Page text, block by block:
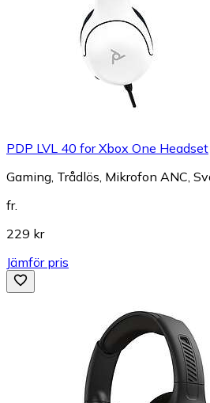
PDP LVL 40 for Xbox One Headset
Gaming, Trådlös, Mikrofon ANC,
fr.
229 kr
Jämför pris